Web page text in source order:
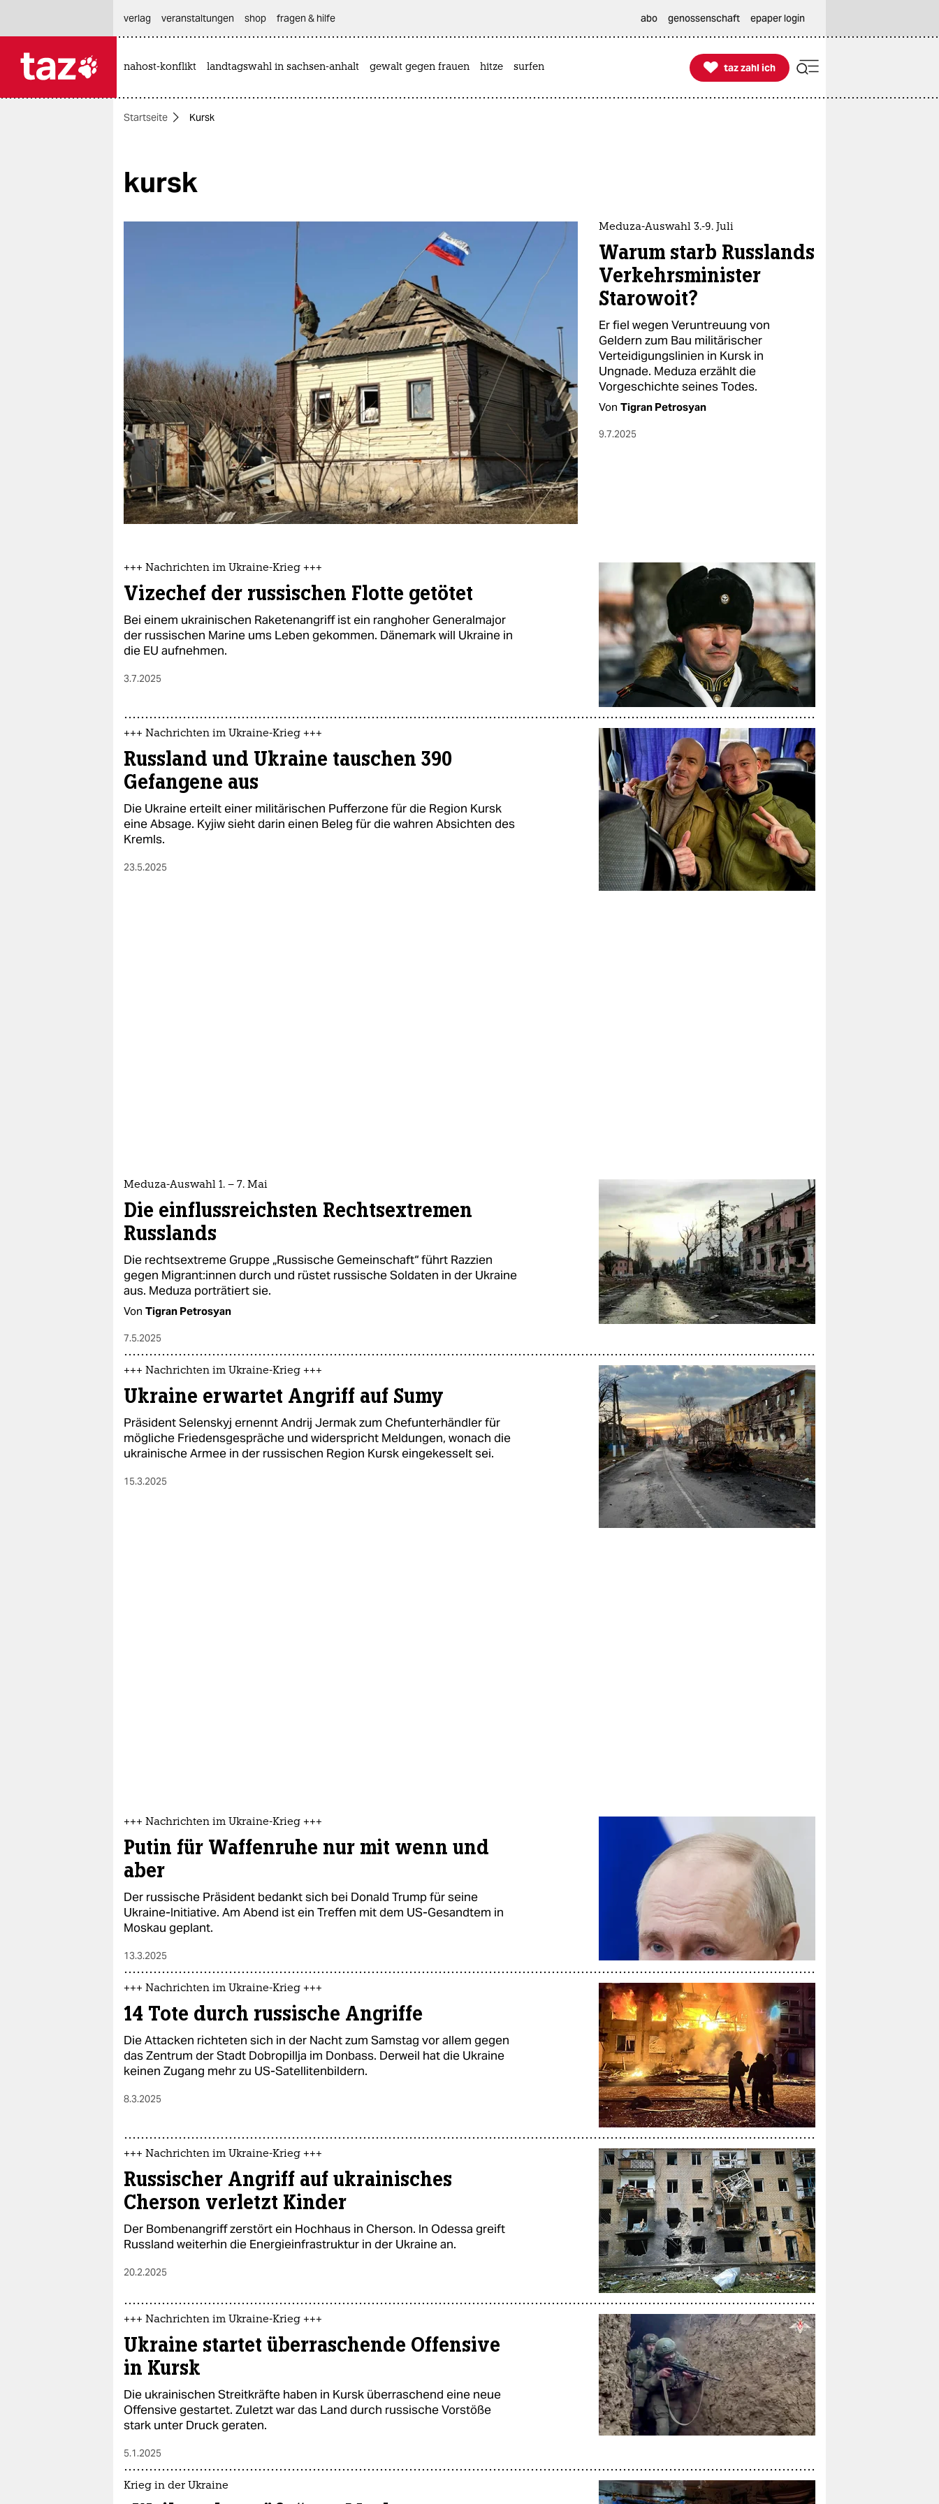
themen
öko
gesellschaft
wahrheit
verlag
verlag
veranstaltungen
shop
fragen & hilfe
abo
genossenschaft
epaper login
verlag
veranstaltungen shop fragen & hilfe abo genossenschaft epaper login
nahost-konflikt landtagswahl in sachsen-anhalt gewalt gegen frauen hitze surfen 
taz zahl ich
taz zahl ich
Startseite Kursk
kursk
Meduza-Auswahl 3.-9. Juli
Warum starb Russlands
Verkehrsminister
Starowoit?
Er fiel wegen Veruntreuung von
Geldern zum Bau militärischer
Verteidigungslinien in Kursk in
Ungnade. Meduza erzählt die
Vorgeschichte seines Todes.
Von Tigran Petrosyan
9.7.2025
+++ Nachrichten im Ukraine-Krieg +++
Vizechef der russischen Flotte getötet
Bei einem ukrainischen Raketenangriff ist ein ranghoher Generalmajor
der russischen Marine ums Leben gekommen. Dänemark will Ukraine in
die EU aufnehmen.
3.7.2025
+++ Nachrichten im Ukraine-Krieg +++
Russland und Ukraine tauschen 390
Gefangene aus
Die Ukraine erteilt einer militärischen Pufferzone für die Region Kursk
eine Absage. Kyjiw sieht darin einen Beleg für die wahren Absichten des
Kremls.
23.5.2025
Meduza-Auswahl 1. – 7. Mai
Die einflussreichsten Rechtsextremen
Russlands
Die rechtsextreme Gruppe „Russische Gemeinschaft“ führt Razzien
gegen Mi­gran­t:in­nen durch und rüstet russische Soldaten in der Ukraine
aus. Meduza porträtiert sie.
Von Tigran Petrosyan
7.5.2025
+++ Nachrichten im Ukraine-Krieg +++
Ukraine erwartet Angriff auf Sumy
Präsident Selenskyj ernennt Andrij Jermak zum Chefunterhändler für
mögliche Friedensgespräche und widerspricht Meldungen, wonach die
ukrainische Armee in der russischen Region Kursk eingekesselt sei.
15.3.2025
+++ Nachrichten im Ukraine-Krieg +++
Putin für Waffenruhe nur mit wenn und
aber
Der russische Präsident bedankt sich bei Donald Trump für seine
Ukraine-Initiative. Am Abend ist ein Treffen mit dem US-Gesandtem in
Moskau geplant.
13.3.2025
+++ Nachrichten im Ukraine-Krieg +++
14 Tote durch russische Angriffe
Die Attacken richteten sich in der Nacht zum Samstag vor allem gegen
das Zentrum der Stadt Dobropillja im Donbass. Derweil hat die Ukraine
keinen Zugang mehr zu US-Satellitenbildern.
8.3.2025
+++ Nachrichten im Ukraine-Krieg +++
Russischer Angriff auf ukrainisches
Cherson verletzt Kinder
Der Bombenangriff zerstört ein Hochhaus in Cherson. In Odessa greift
Russland weiterhin die Energieinfrastruktur in der Ukraine an.
20.2.2025
+++ Nachrichten im Ukraine-Krieg +++
Ukraine startet überraschende Offensive
in Kursk
Die ukrainischen Streitkräfte haben in Kursk überraschend eine neue
Offensive gestartet. Zuletzt war das Land durch russische Vorstöße
stark unter Druck geraten.
5.1.2025
Krieg in der Ukraine